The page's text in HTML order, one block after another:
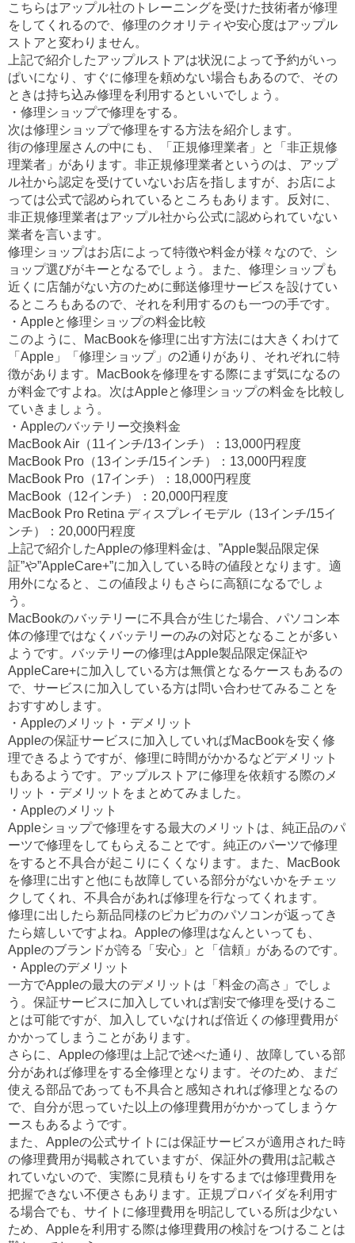
こちらはアップル社のトレーニングを受けた技術者が修理
をしてくれるので、修理のクオリティや安心度はアップル
ストアと変わりません。
上記で紹介したアップルストアは状況によって予約がいっ
ぱいになり、すぐに修理を頼めない場合もあるので、その
ときは持ち込み修理を利用するといいでしょう。
・修理ショップで修理をする。
次は修理ショップで修理をする方法を紹介します。
街の修理屋さんの中にも、「正規修理業者」と「非正規修
理業者」があります。非正規修理業者というのは、アップ
ル社から認定を受けていないお店を指しますが、お店によ
っては公式で認められているところもあります。反対に、
非正規修理業者はアップル社から公式に認められていない
業者を言います。
修理ショップはお店によって特徴や料金が様々なので、シ
ョップ選びがキーとなるでしょう。また、修理ショップも
近くに店舗がない方のために郵送修理サービスを設けてい
るところもあるので、それを利用するのも一つの手です。
・Appleと修理ショップの料金比較
このように、MacBookを修理に出す方法には大きくわけて
「Apple」「修理ショップ」の2通りがあり、それぞれに特
徴があります。MacBookを修理をする際にまず気になるの
が料金ですよね。次はAppleと修理ショップの料金を比較し
ていきましょう。
・Appleのバッテリー交換料金
MacBook Air（11インチ/13インチ）：13,000円程度
MacBook Pro（13インチ/15インチ）：13,000円程度
MacBook Pro（17インチ）：18,000円程度
MacBook（12インチ）：20,000円程度
MacBook Pro Retina ディスプレイモデル（13インチ/15イ
ンチ）：20,000円程度
上記で紹介したAppleの修理料金は、”Apple製品限定保
証”や”AppleCare+”に加入している時の値段となります。適
用外になると、この値段よりもさらに高額になるでしょ
う。
MacBookのバッテリーに不具合が生じた場合、パソコン本
体の修理ではなくバッテリーのみの対応となることが多い
ようです。バッテリーの修理はApple製品限定保証や
AppleCare+に加入している方は無償となるケースもあるの
で、サービスに加入している方は問い合わせてみることを
おすすめします。
・Appleのメリット・デメリット
Appleの保証サービスに加入していればMacBookを安く修
理できるようですが、修理に時間がかかるなどデメリット
もあるようです。アップルストアに修理を依頼する際のメ
リット・デメリットをまとめてみました。
・Appleのメリット
Appleショップで修理をする最大のメリットは、純正品のパ
ーツで修理をしてもらえることです。純正のパーツで修理
をすると不具合が起こりにくくなります。また、MacBook
を修理に出すと他にも故障している部分がないかをチェッ
クしてくれ、不具合があれば修理を行なってくれます。
修理に出したら新品同様のピカピカのパソコンが返ってき
たら嬉しいですよね。Appleの修理はなんといっても、
Appleのブランドが誇る「安心」と「信頼」があるのです。
・Appleのデメリット
一方でAppleの最大のデメリットは「料金の高さ」でしょ
う。保証サービスに加入していれば割安で修理を受けるこ
とは可能ですが、加入していなければ倍近くの修理費用が
かかってしまうことがあります。
さらに、Appleの修理は上記で述べた通り、故障している部
分があれば修理をする全修理となります。そのため、まだ
使える部品であっても不具合と感知されれば修理となるの
で、自分が思っていた以上の修理費用がかかってしまうケ
ースもあるようです。
また、Appleの公式サイトには保証サービスが適用された時
の修理費用が掲載されていますが、保証外の費用は記載さ
れていないので、実際に見積もりをするまでは修理費用を
把握できない不便さもあります。正規プロバイダを利用す
る場合でも、サイトに修理費用を明記している所は少ない
ため、Appleを利用する際は修理費用の検討をつけることは